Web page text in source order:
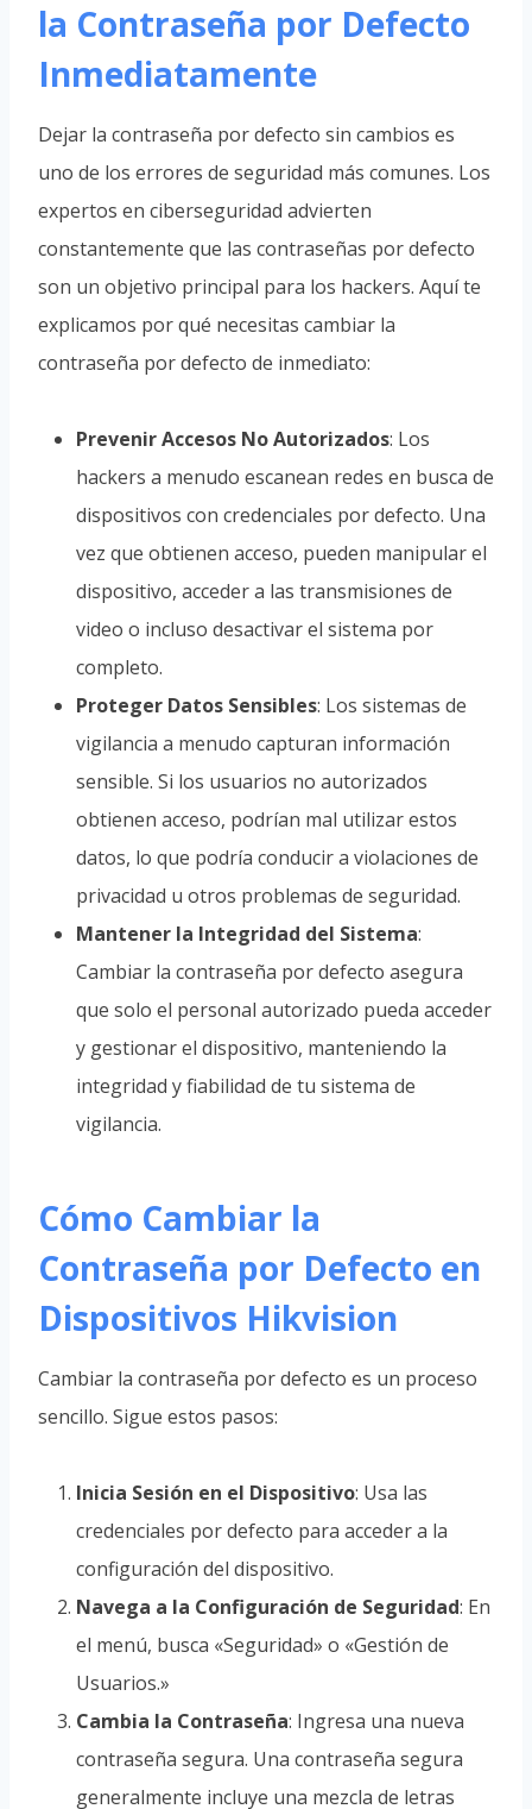
la Contraseña por Defecto
Inmediatamente
Dejar la contraseña por defecto sin cambios es
uno de los errores de seguridad más comunes. Los
expertos en ciberseguridad advierten
constantemente que las contraseñas por defecto
son un objetivo principal para los hackers. Aquí te
explicamos por qué necesitas cambiar la
contraseña por defecto de inmediato:
Prevenir Accesos No Autorizados: Los
hackers a menudo escanean redes en busca de
dispositivos con credenciales por defecto. Una
vez que obtienen acceso, pueden manipular el
dispositivo, acceder a las transmisiones de
video o incluso desactivar el sistema por
completo.
Proteger Datos Sensibles: Los sistemas de
vigilancia a menudo capturan información
sensible. Si los usuarios no autorizados
obtienen acceso, podrían mal utilizar estos
datos, lo que podría conducir a violaciones de
privacidad u otros problemas de seguridad.
Mantener la Integridad del Sistema:
Cambiar la contraseña por defecto asegura
que solo el personal autorizado pueda acceder
y gestionar el dispositivo, manteniendo la
integridad y fiabilidad de tu sistema de
vigilancia.
Cómo Cambiar la
Contraseña por Defecto en
Dispositivos Hikvision
Cambiar la contraseña por defecto es un proceso
sencillo. Sigue estos pasos:
Inicia Sesión en el Dispositivo: Usa las
credenciales por defecto para acceder a la
configuración del dispositivo.
Navega a la Configuración de Seguridad: En
el menú, busca «Seguridad» o «Gestión de
Usuarios.»
Cambia la Contraseña: Ingresa una nueva
contraseña segura. Una contraseña segura
generalmente incluye una mezcla de letras